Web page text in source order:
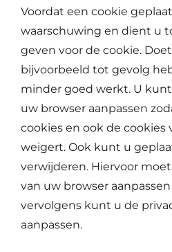
Voordat een cookie
waarschuwing en dient u
geven voor de cookie.
bijvoorbeeld tot gevolg
minder goed werkt. U
uw browser aanpassen
cookies en ook de cookies
weigert. Ook kunt u
verwijderen. Hiervoor
van uw browser
vervolgens kunt u de
aanpassen.